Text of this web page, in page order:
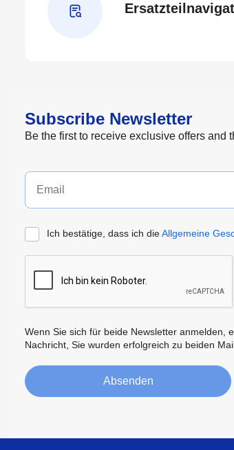
Subscribe Newsletter
Be the first to receive exclusive offers
Ich bestätige, dass ich dieAllgemeine
Wenn Sie sich für beide Newsletter anmelden,
Nachricht, Sie wurden erfolgreich zu beiden
Absenden